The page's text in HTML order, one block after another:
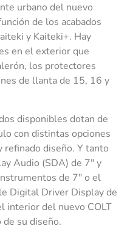
urbano del nuevo
de los acabados
y Kaiteki+. Hay
en el exterior que
los protectores
de llanta de 15, 16 y
disponibles dotan de
con distintas opciones
refinado diseño. Y tanto
Audio (SDA) de 7″ y
de 7″ o el
Digital Driver Display de
interior del nuevo COLT
su diseño.